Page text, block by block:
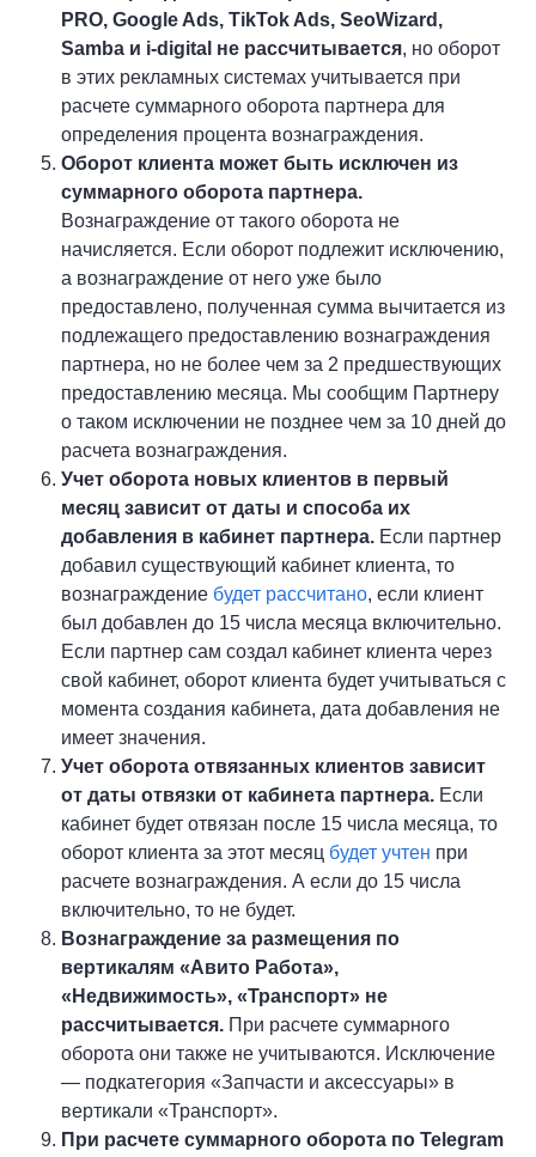
PRO, Google Ads, TikTok Ads, SeoWizard,
Samba и i-digital не рассчитывается, но оборот
в этих рекламных системах учитывается при
расчете суммарного оборота партнера для
определения процента вознаграждения.
Оборот клиента может быть исключен из
суммарного оборота партнера.
Вознаграждение от такого оборота не
начисляется. Если оборот подлежит исключению,
а вознаграждение от него уже было
предоставлено, полученная сумма вычитается из
подлежащего предоставлению вознаграждения
партнера, но не более чем за 2 предшествующих
предоставлению месяца. Мы сообщим Партнеру
о таком исключении не позднее чем за 10 дней до
расчета вознаграждения.
Учет оборота новых клиентов в первый
месяц зависит от даты и способа их
добавления в кабинет партнера. Если партнер
добавил существующий кабинет клиента, то
вознаграждение будет рассчитано, если клиент
был добавлен до 15 числа месяца включительно.
Если партнер сам создал кабинет клиента через
свой кабинет, оборот клиента будет учитываться с
момента создания кабинета, дата добавления не
имеет значения.
Учет оборота отвязанных клиентов зависит
от даты отвязки от кабинета партнера. Если
кабинет будет отвязан после 15 числа месяца, то
оборот клиента за этот месяц будет учтен при
расчете вознаграждения. А если до 15 числа
включительно, то не будет.
Вознаграждение за размещения по
вертикалям «Авито Работа»,
«Недвижимость», «Транспорт» не
рассчитывается. При расчете суммарного
оборота они также не учитываются. Исключение
— подкатегория «Запчасти и аксессуары» в
вертикали «Транспорт».
При расчете суммарного оборота по Telegram